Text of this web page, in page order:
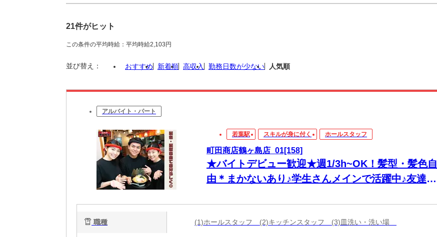
21件がヒット
この条件の平均時給：平均時給2,103円
並び替え： おすすめ 新着順 高収入 勤務日数が少ない 人気順
アルバイト・パート
若葉駅 スキルが身に付く ホールスタッフ
町田商店鶴ヶ島店_01[158]
★バイトデビュー歓迎★週1/3h~OK！髪型・髪色自
由＊まかないあり♪学生さんメインで活躍中♪友達と
職種 (1)ホールスタッフ (2)キッチンスタッフ (3)皿洗い・洗い場